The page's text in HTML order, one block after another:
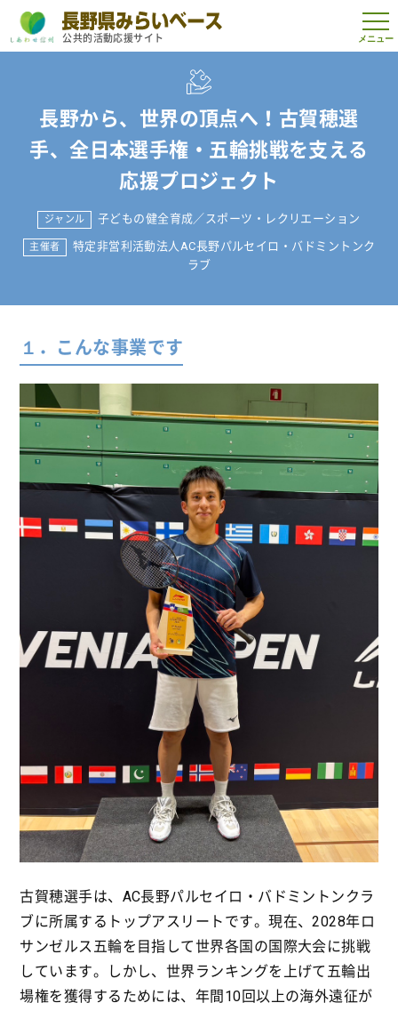
t
o
公共的活動応援サイト
長野から、世界の頂点へ！古賀穂選
手、全日本選手権・五輪挑戦を支える
応援プロジェクト
ジャンル 子どもの健全育成／ スポーツ・レクリエーション
主催者
特定非営利活動法人AC長野パルセイロ・バドミントンク
ラブ
１．こんな事業です
古賀穂選手は、AC長野パルセイロ・バドミントンクラ
ブに所属するトップアスリートです。現在、2028年ロ
サンゼルス五輪を目指して世界各国の国際大会に挑戦
しています。しかし、世界ランキングを上げて五輪出
場権を獲得するためには、年間10回以上の海外遠征が